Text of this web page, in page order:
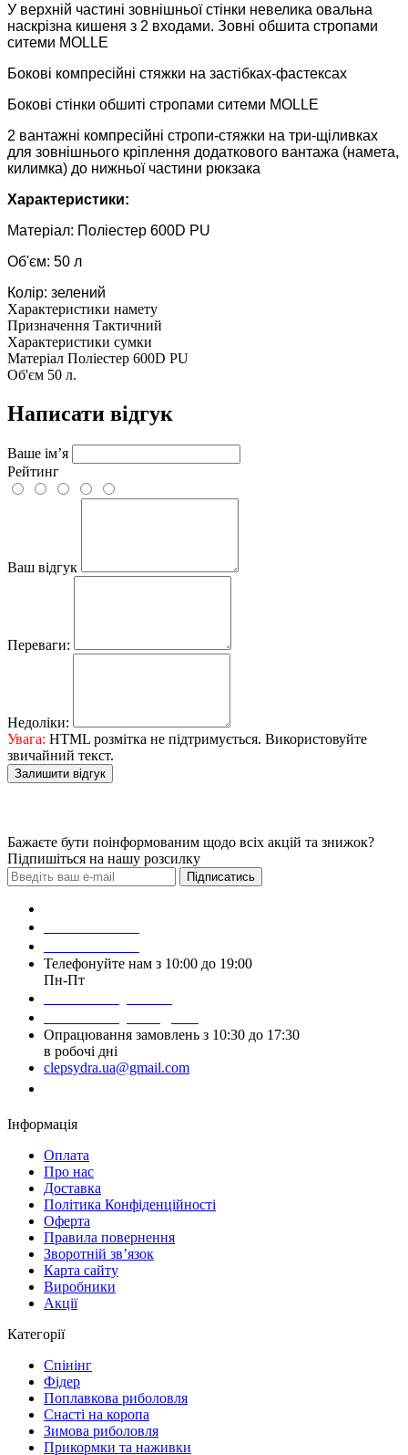
У верхній частині зовнішньої стінки невелика овальна
наскрізна кишеня з 2 входами. Зовні обшита стропами
ситеми MOLLE
Бокові компресійні стяжки на застібках-фастексах
Бокові стінки обшиті стропами ситеми MOLLE
2 вантажні компресійні стропи-стяжки на три-щіливках
для зовнішнього кріплення додаткового вантажа (намета,
килимка) до нижньої частини рюкзака
Характеристики:
Матеріал: Поліестер 600D PU
Об'єм: 50 л
Колір: зелений
Характеристики намету
Призначення Тактичний
Характеристики сумки
Матеріал Поліестер 600D PU
Об'єм 50 л.
Написати відгук
Ваше ім’я
Рейтинг
Ваш відгук
Переваги:
Недоліки:
Увага: HTML розмітка не підтримується. Використовуйте
звичайний текст.
Залишити відгук
Бажаєте бути поінформованим щодо всіх акцій та знижок?
Підпишіться на нашу розсилку
Підписатись
Телефонуйте нам з 10:00 до 19:00
Пн-Пт
Опрацювання замовлень з 10:30 до 17:30
в робочі дні
clepsydra.ua@gmail.com
Інформація
Оплата
Про нас
Доставка
Політика Конфіденційності
Оферта
Правила повернення
Зворотній зв’язок
Карта сайту
Виробники
Акції
Категорії
Спінінг
Фідер
Поплавкова риболовля
Снасті на коропа
Зимова риболовля
Прикормки та наживки